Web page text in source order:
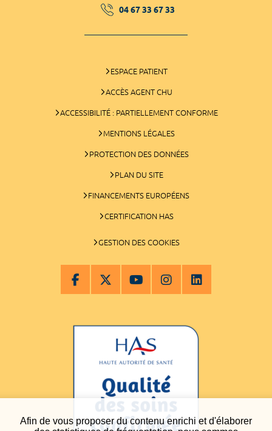
Afin de vous proposer du contenu enrichi et d'élaborer
04 67 33 67 33
ESPACE PATIENT
ACCÈS AGENT CHU
ACCESSIBILITÉ : PARTIELLEMENT CONFORME
MENTIONS LÉGALES
PROTECTION DES DONNÉES
PLAN DU SITE
FINANCEMENTS EUROPÉENS
CERTIFICATION HAS
GESTION DES COOKIES